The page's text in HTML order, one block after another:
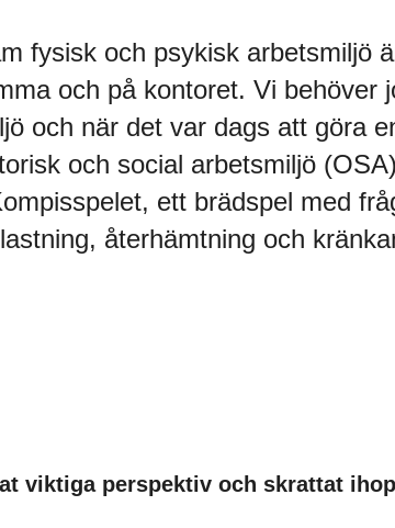
fysisk och psykisk arbetsmiljö
och på kontoret. Vi behöver
och när det var dags att göra
och social arbetsmiljö
ett brädspel med
återhämtning och
viktiga perspektiv och skrattat ihop